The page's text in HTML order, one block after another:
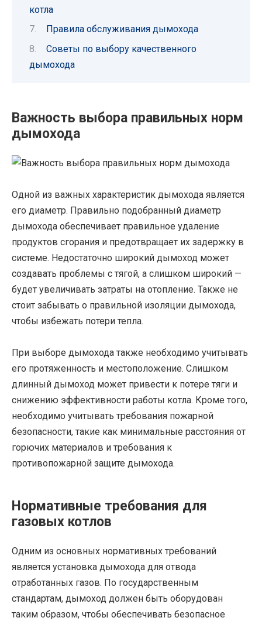
котла
Правила обслуживания дымохода
Советы по выбору качественного
дымохода
Важность выбора правильных норм
дымохода
Одной из важных характеристик дымохода является
его диаметр. Правильно подобранный диаметр
дымохода обеспечивает правильное удаление
продуктов сгорания и предотвращает их задержку в
системе. Недостаточно широкий дымоход может
создавать проблемы с тягой, а слишком широкий —
будет увеличивать затраты на отопление. Также не
стоит забывать о правильной изоляции дымохода,
чтобы избежать потери тепла.
При выборе дымохода также необходимо учитывать
его протяженность и местоположение. Слишком
длинный дымоход может привести к потере тяги и
снижению эффективности работы котла. Кроме того,
необходимо учитывать требования пожарной
безопасности, такие как минимальные расстояния от
горючих материалов и требования к
противопожарной защите дымохода.
Нормативные требования для
газовых котлов
Одним из основных нормативных требований
является установка дымохода для отвода
отработанных газов. По государственным
стандартам, дымоход должен быть оборудован
таким образом, чтобы обеспечивать безопасное